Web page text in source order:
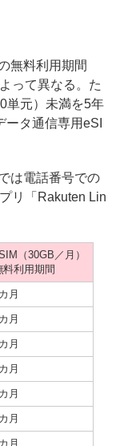
無料利用期間
って異なる。た
単元）未満を5年
タ通信専用eSI
は電話番号での
リ「Rakuten Lin
（30GB／月）
料利用期間
月
月
月
月
月
月